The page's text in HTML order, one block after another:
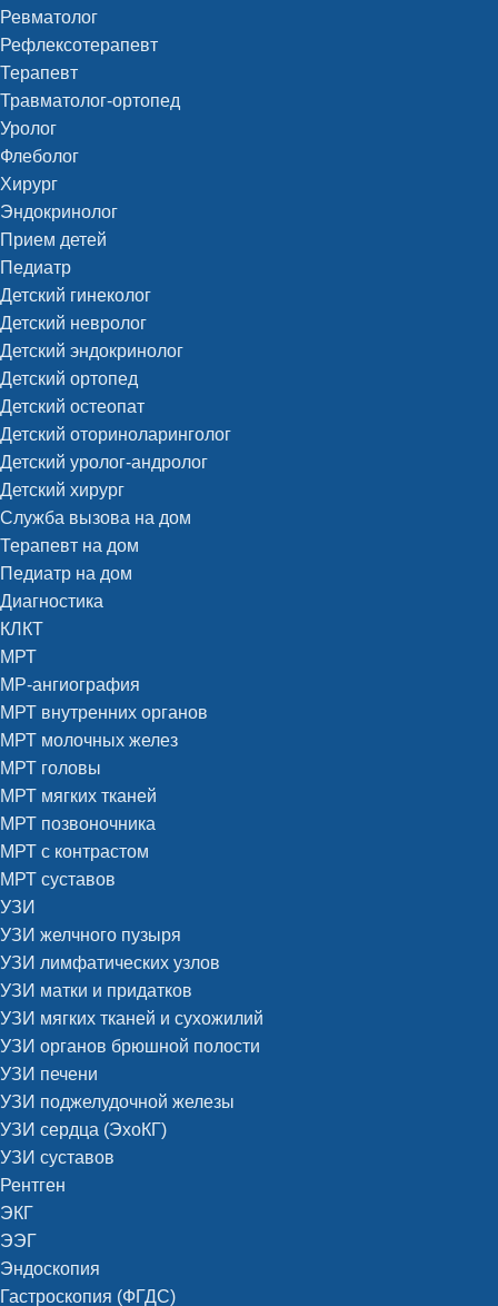
Ревматолог
Рефлексотерапевт
Терапевт
Травматолог-ортопед
Уролог
Флеболог
Хирург
Эндокринолог
Прием детей
Педиатр
Детский гинеколог
Детский невролог
Детский эндокринолог
Детский ортопед
Детский остеопат
Детский оториноларинголог
Детский уролог-андролог
Детский хирург
Служба вызова на дом
Терапевт на дом
Педиатр на дом
Диагностика
КЛКТ
МРТ
МР-ангиография
МРТ внутренних органов
МРТ молочных желез
МРТ головы
МРТ мягких тканей
МРТ позвоночника
МРТ с контрастом
МРТ суставов
УЗИ
УЗИ желчного пузыря
УЗИ лимфатических узлов
УЗИ матки и придатков
УЗИ мягких тканей и сухожилий
УЗИ органов брюшной полости
УЗИ печени
УЗИ поджелудочной железы
УЗИ сердца (ЭхоКГ)
УЗИ суставов
Рентген
ЭКГ
ЭЭГ
Эндоскопия
Гастроскопия (ФГДС)